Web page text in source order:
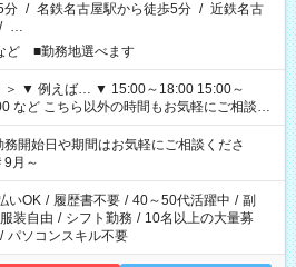
分 / 名鉄名古屋駅から徒歩5分 / 近鉄名古
/ …
ど ■勤務地選べます
～
気軽にご相談く
開始日や期間はお気軽にご相談くださ
月～
いOK / 履歴書不要 / 40～50代活躍中 / 副
服装自由 / シフト勤務 / 10名以上の大量募
/ パソコンスキル不要